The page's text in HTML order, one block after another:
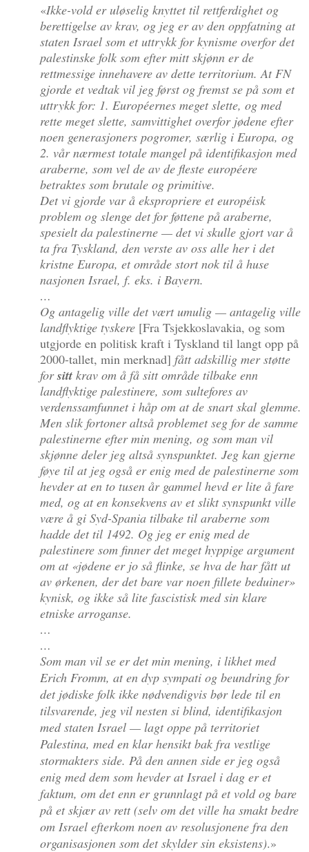
«Ikke-vold er uløselig knyttet til rettferdighet og
berettigelse av krav, og jeg er av den oppfatning at
staten Israel som et uttrykk for kynisme overfor det
palestinske folk som efter mitt skjønn er de
rettmessige innehavere av dette territorium. At FN
gjorde et vedtak vil jeg først og fremst se på som et
uttrykk for: 1. Européernes meget slette, og med
rette meget slette, samvittighet overfor jødene efter
noen generasjoners pogromer, særlig i Europa, og
2. vår nærmest totale mangel på identifikasjon med
araberne, som vel de av de fleste européere
betraktes som brutale og primitive.
Det vi gjorde var å ekspropriere et européisk
problem og slenge det for føttene på araberne,
spesielt da palestinerne — det vi skulle gjort var å
ta fra Tyskland, den verste av oss alle her i det
kristne Europa, et område stort nok til å huse
nasjonen Israel, f. eks. i Bayern.
…
Og antagelig ville det vært umulig — antagelig ville
landflyktige tyskere [Fra Tsjekkoslavakia, og som
utgjorde en politisk kraft i Tyskland til langt opp på
2000-tallet, min merknad] fått adskillig mer støtte
forsitt krav om å få sitt område tilbake enn
landflyktige palestinere, som sultefores av
verdenssamfunnet i håp om at de snart skal glemme.
Men slik fortoner altså problemet seg for de samme
palestinerne efter min mening, og som man vil
skjønne deler jeg altså synspunktet. Jeg kan gjerne
føye til at jeg også er enig med de palestinerne som
hevder at en to tusen år gammel hevd er lite å fare
med, og at en konsekvens av et slikt synspunkt ville
være å gi Syd-Spania tilbake til araberne som
hadde det til 1492. Og jeg er enig med de
palestinere som finner det meget hyppige argument
om at «jødene er jo så flinke, se hva de har fått ut
av ørkenen, der det bare var noen fillete beduiner»
kynisk, og ikke så lite fascistisk med sin klare
etniske arroganse.
…
…
Som man vil se er det min mening, i likhet med
Erich Fromm, at en dyp sympati og beundring for
det jødiske folk ikke nødvendigvis bør lede til en
tilsvarende, jeg vil nesten si blind, identifikasjon
med staten Israel — lagt oppe på territoriet
Palestina, med en klar hensikt bak fra vestlige
stormakters side. På den annen side er jeg også
enig med dem som hevder at Israel i dag er et
faktum, om det enn er grunnlagt på et vold og bare
på et skjær av rett (selv om det ville ha smakt bedre
om Israel efterkom noen av resolusjonene fra den
organisasjonen som det skylder sin eksistens).»